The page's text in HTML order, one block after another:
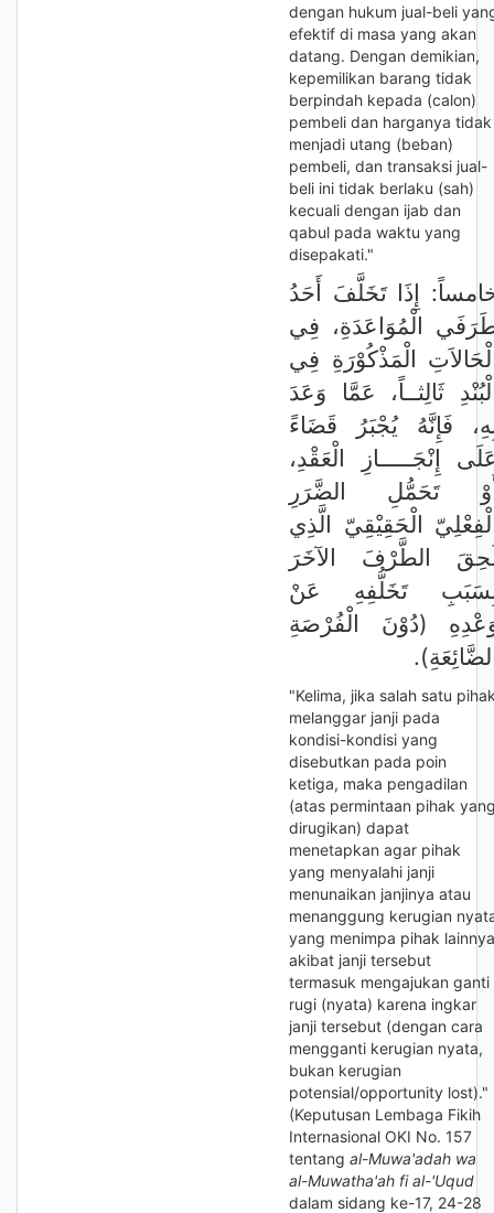
dengan hukum jual-beli
efektif di masa yang akan
datang. Dengan demikian,
kepemilikan barang tidak
berpindah kepada (calon)
pembeli dan harganya tidak
menjadi utang (beban)
pembeli, dan transaksi jual-
beli ini tidak berlaku (sah)
kecuali dengan ijab dan
qabul pada waktu yang
disepakati."
إِذَا تَخَلَّفَ أَحَدُ
الْمُوَاعَدَةِ، فِي
الْمَذْكُوْرَةِ فِي
ثَالِثــاً، عَمَّا وَعَدَ
فَإِنَّهُ يُجْبَرُ قَضَاءً
إِنْجَـــــازِ الْعَقْدِ،
تَحَمُّلِ الضَّرَرِ
الْحَقِيْقِيّ الَّذِي
الطَّرْفَ الآخَرَ
تَخَلُّفِهِ عَنْ
(دُوْنَ الْفُرْصَةِ
"Kelima, jika salah satu
melanggar janji pada
kondisi-kondisi yang
disebutkan pada poin
ketiga, maka pengadilan
(atas permintaan pihak
dirugikan) dapat
menetapkan agar pihak
yang menyalahi janji
menunaikan janjinya atau
menanggung kerugian
yang menimpa pihak lainnya
akibat janji tersebut
termasuk mengajukan ganti
rugi (nyata) karena ingkar
janji tersebut (dengan cara
mengganti kerugian nyata,
bukan kerugian
potensial/opportunity lost)."
(Keputusan Lembaga Fikih
Internasional OKI No. 157
tentang al-Muwa'adah wa
al-Muwatha'ah fi al-'Uqud
dalam sidang ke-17, 24-28